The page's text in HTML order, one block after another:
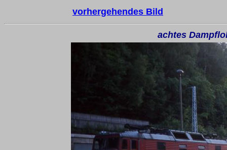
vorhergehendes Bild
achtes